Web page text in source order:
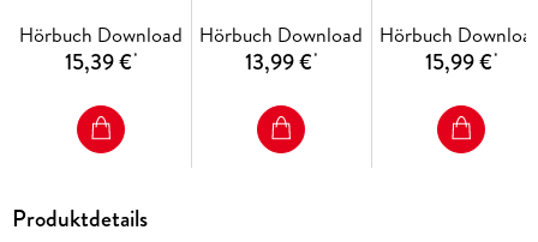
Hörbuch Download
15,39 €*
Hörbuch Download
13,99 €*
Hörbuch
15,99 €*
Produktdetails